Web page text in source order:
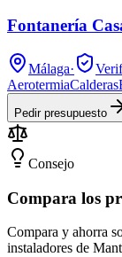
Fontanería
Málaga·
AerotermiaCalderas
Pedir presupuesto
Consejo
Compara los
Compara y ahorra
instaladores de